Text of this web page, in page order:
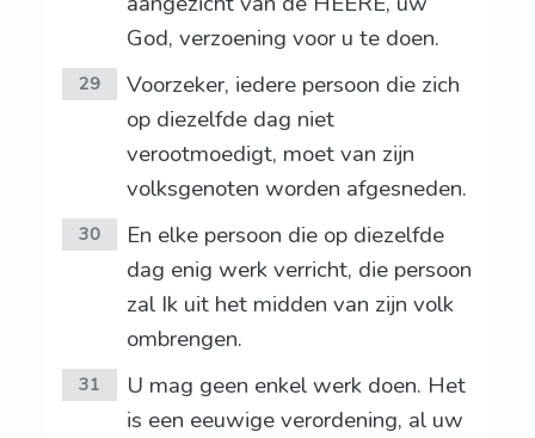
God, verzoening voor u te doen.
29
Voorzeker, iedere persoon die zich
op diezelfde dag niet
verootmoedigt, moet van zijn
volksgenoten worden afgesneden.
30
En elke persoon die op diezelfde
dag enig werk verricht, die persoon
zal Ik uit het midden van zijn volk
ombrengen.
31
U mag geen enkel werk doen. Het
is een eeuwige verordening, al uw